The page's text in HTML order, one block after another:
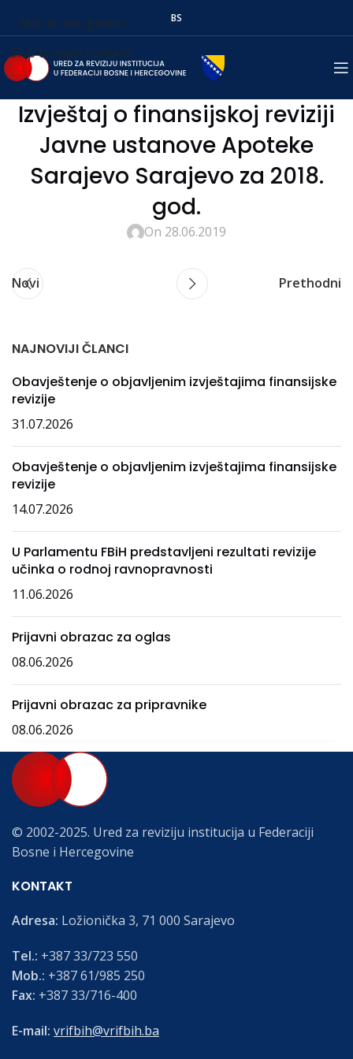
Skip to navigation
Skip to main content
BS
Izvještaj o finansijskoj reviziji
Javne ustanove Apoteke
Sarajevo Sarajevo za 2018.
god.
On 28.06.2019
Novi Prethodni
NAJNOVIJI ČLANCI
Obavještenje o objavljenim izvještajima finansijske
revizije
31.07.2026
Obavještenje o objavljenim izvještajima finansijske
revizije
14.07.2026
U Parlamentu FBiH predstavljeni rezultati revizije
učinka o rodnoj ravnopravnosti
11.06.2026
Prijavni obrazac za oglas
08.06.2026
Prijavni obrazac za pripravnike
08.06.2026
© 2002-2025. Ured za reviziju institucija u Federaciji
Bosne i Hercegovine
KONTAKT
Adresa: Ložionička 3, 71 000 Sarajevo
Tel.: +387 33/723 550
Mob.: +387 61/985 250
Fax: +387 33/716-400
E-mail: vrifbih@vrifbih.ba